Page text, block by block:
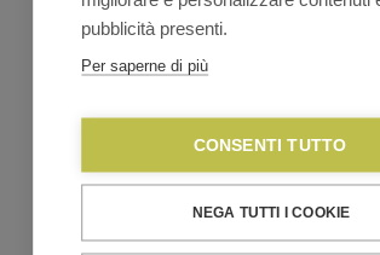
pubblicità presenti.
Per saperne di più
CONSENTI TUTTO
NEGA TUTTI I COOKIE